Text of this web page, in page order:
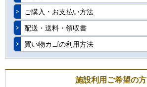
ご購入・お支払い方法
配送・送料・領収書
買い物カゴの利用方法
施設利用ご希望の方